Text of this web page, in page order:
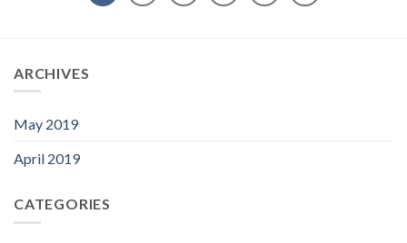
ARCHIVES
May 2019
April 2019
CATEGORIES